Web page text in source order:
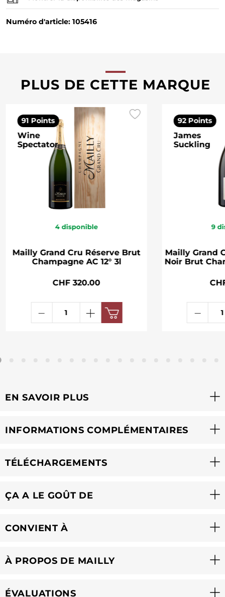
Numéro d'article: 105416
PLUS DE CETTE MARQUE
91 Points
Wine
Spectator
4 disponible
Mailly Grand Cru Réserve Brut
Champagne AC 12° 3l
CHF 320.00
92 Points
James
Suckling
9
Mailly Grand
Noir Brut
EN SAVOIR PLUS
INFORMATIONS COMPLÉMENTAIRES
TÉLÉCHARGEMENTS
ÇA A LE GOÛT DE
CONVIENT À
À PROPOS DE MAILLY
ÉVALUATIONS